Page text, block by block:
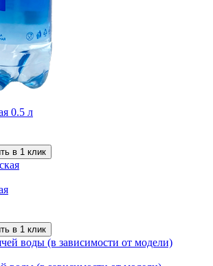
0.5 л
в 1 клик
в 1 клик